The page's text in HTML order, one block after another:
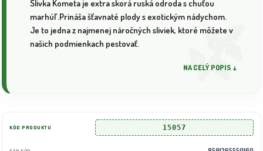
Slivka Kometa je extra skorá ruská odroda s chuťou
marhúľ .Prináša šťavnaté plody s exotickým nádychom.
Je to jedna z najmenej náročných sliviek, ktoré môžete v
našich podmienkach pestovať.
NA CELÝ POPIS ↓
KÓD PRODUKTU 15057